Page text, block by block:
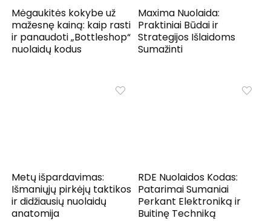
Mėgaukitės kokybe už
mažesnę kainą: kaip rasti
ir panaudoti „Bottleshop“
nuolaidų kodus
Maxima Nuolaida:
Praktiniai Būdai ir
Strategijos Išlaidoms
Sumažinti
Metų išpardavimas:
Išmaniųjų pirkėjų taktikos
ir didžiausių nuolaidų
anatomija
RDE Nuolaidos Kodas:
Patarimai Sumaniai
Perkant Elektroniką ir
Buitinę Techniką